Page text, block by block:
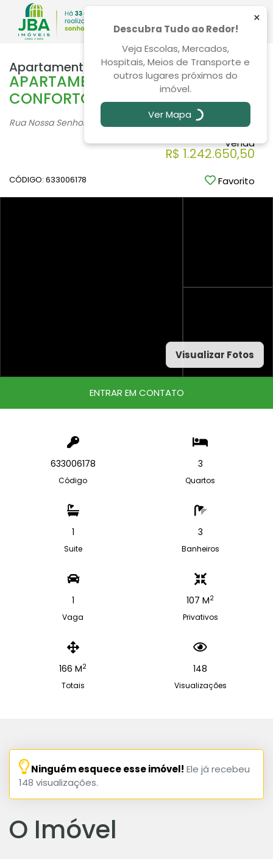
Apartamento 3 Quartos Boa Vista 166m²
APARTAMENTO NO BOA VISTA
CONFORTO E EXCLUSIVIDADE
Rua Nossa Senhora De Nazaré, 632, Boa Vista - Curitiba /PR
Venda
R$ 1.242.650,50
CÓDIGO: 633006178 Favorito
Visualizar Fotos
ENTRAR EM CONTATO
633006178
Código
3
Quartos
1
Suite
3
Banheiros
1
Vaga
107 M2
Privativos
166 M2
Totais
148
Visualizações
Ninguém esquece esse imóvel! Ele já recebeu
148 visualizações.
O Imóvel
×
Descubra Tudo ao Redor!
Veja Escolas, Mercados,
Hospitais, Meios de Transporte e
outros lugares próximos do
imóvel.
Ver Mapa